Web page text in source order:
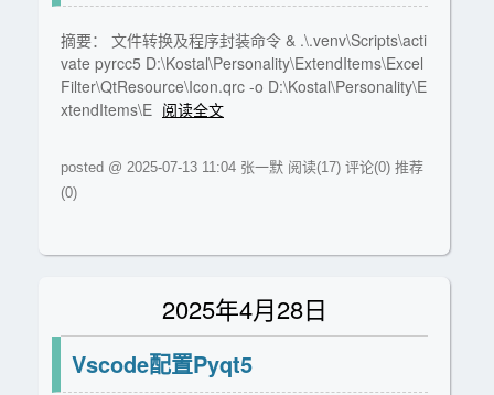
摘要： 文件转换及程序封装命令 & .\.venv\Scripts\acti
vate pyrcc5 D:\Kostal\Personality\ExtendItems\Excel
Filter\QtResource\Icon.qrc -o D:\Kostal\Personality\E
xtendItems\E 阅读全文
posted @ 2025-07-13 11:04 张一默 阅读(17) 评论(0) 推荐
(0)
2025年4月28日
Vscode配置Pyqt5